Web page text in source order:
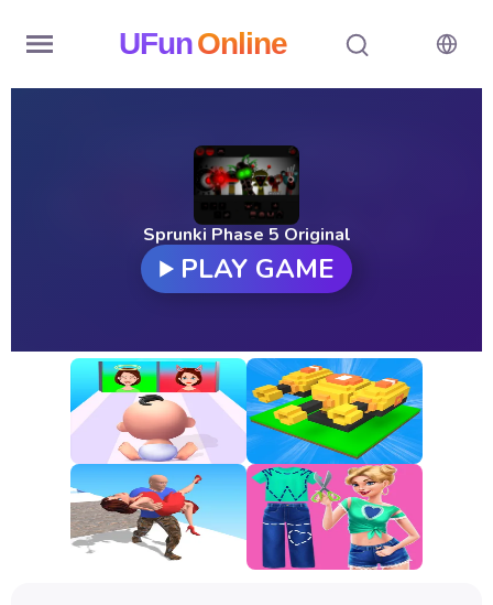
UFunOnline
New
Games
All
Games
Classic
Sprunki
Sprunki Phase 5 Original
PLAY GAME